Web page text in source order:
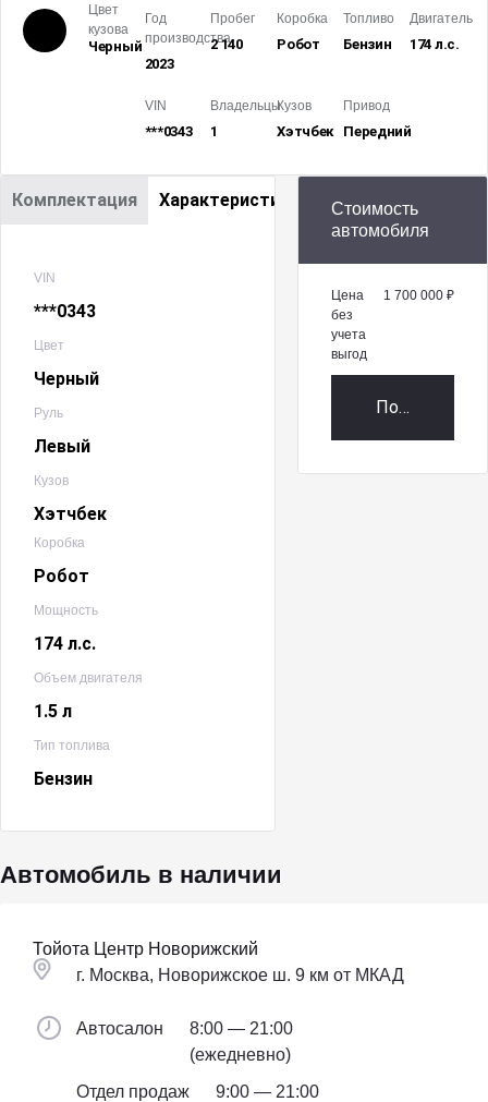
Цвет
кузова
Черный
Год
производства
2023
Пробег
2 140
Коробка
Робот
Топливо
Бензин
Двигатель
174 л.с.
VIN
***0343
Владельцы
1
Кузов
Хэтчбек
Привод
Передний
Комплектация Характеристики
VIN
***0343
Цвет
Черный
Руль
Левый
Кузов
Хэтчбек
Коробка
Робот
Мощность
174 л.с.
Объем двигателя
1.5 л
Тип топлива
Бензин
Стоимость
автомобиля
Цена
без
учета
выгод
1 700 000 ₽
Получить
Автомобиль в наличии
Тойота Центр Новорижский
г. Москва, Новорижское ш. 9 км от МКАД
Автосалон
8:00 — 21:00
(ежедневно)
Отдел продаж
9:00 — 21:00